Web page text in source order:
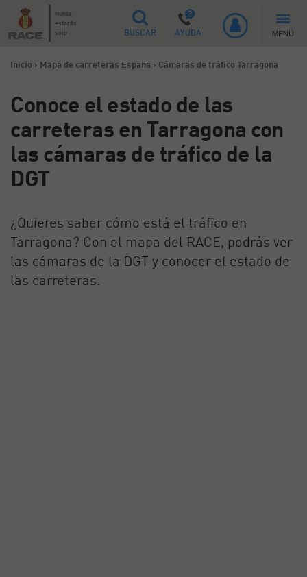
Nunca
estarás
solo
BUSCAR AYUDA MENÚ
Inicio > Mapa de carreteras España > Cámaras de tráfico Tarragona
Conoce el estado de las
carreteras en Tarragona con
las cámaras de tráfico de la
DGT
¿Quieres saber cómo está el tráfico en
Tarragona? Con el mapa del RACE, podrás ver
las cámaras de la DGT y conocer el estado de
las carreteras.